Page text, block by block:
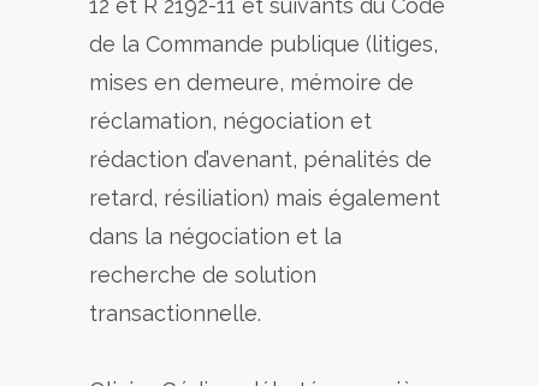
12 et R 2192-11 et suivants du Code
de la Commande publique (litiges,
mises en demeure, mémoire de
réclamation, négociation et
rédaction d’avenant, pénalités de
retard, résiliation) mais également
dans la négociation et la
recherche de solution
transactionnelle.